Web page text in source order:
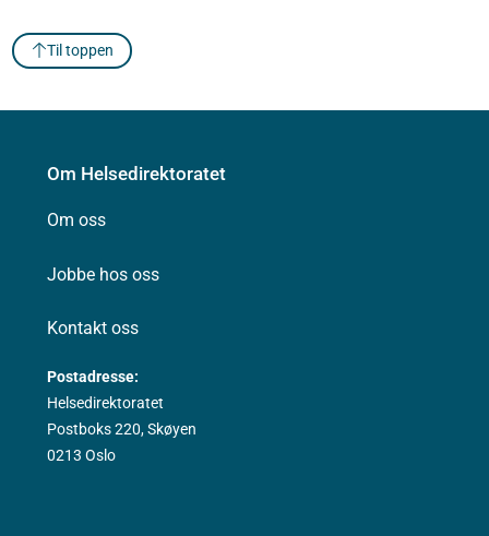
Til toppen
Om Helsedirektoratet
Om oss
Jobbe hos oss
Kontakt oss
Postadresse:
Helsedirektoratet
Postboks 220, Skøyen
0213 Oslo